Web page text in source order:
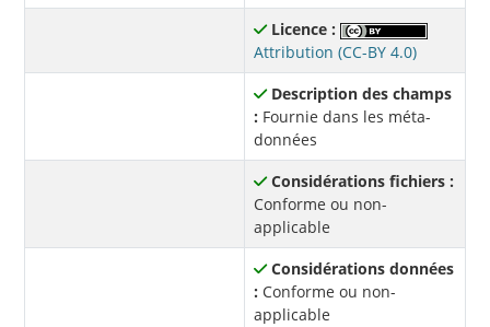
Licence :
Attribution (CC-BY 4.0)
Description des champs
: Fournie dans les méta-
données
Considérations fichiers :
Conforme ou non-
applicable
Considérations données
: Conforme ou non-
applicable